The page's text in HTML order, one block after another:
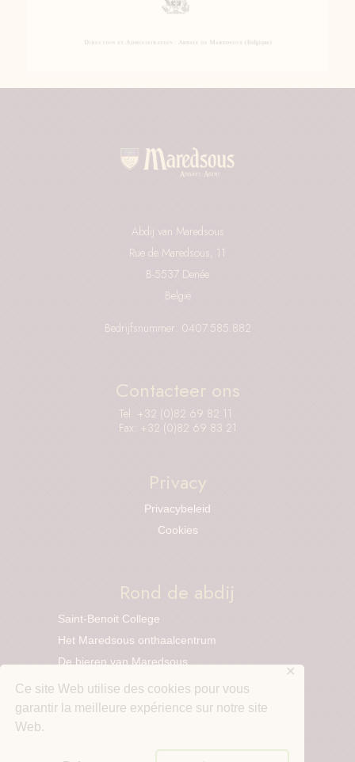
Ce site Web utilise des cookies pour vous
garantir la meilleure expérience sur notre site
Web.
✕
Abdij van Maredsous
Rue de Maredsous, 11
B-5537 Denée
België
Bedrijfsnummer: 0407.585.882
Contacteer ons
Tel: +32 (0)82 69 82 11
Fax: +32 (0)82 69 83 21
Privacy
Privacybeleid
Cookies
Rond de abdij
Saint-Benoit College
Het Maredsous onthaalcentrum
De bieren van Maredsous
De kazen van Maredsous
De Distilleerderij Kruidenstokerij van Maredsous
Dom Columba Marmion